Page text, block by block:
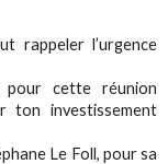
rappeler l’urgence
pour cette réunion
ton investissement
Le Foll, pour sa